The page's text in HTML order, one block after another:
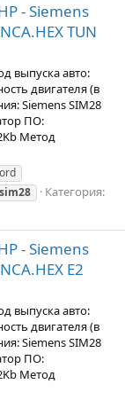
- Siemens
TUN
выпуска авто:
двигателя (в
Siemens SIM28
ПО:
Метод
sim28
Категория:
- Siemens
Е2
выпуска авто:
двигателя (в
Siemens SIM28
ПО:
Метод